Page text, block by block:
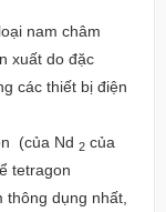
nam châm
xuất do đặc
các thiết bị điện
(của Nd 2 của
tetragon
thông dụng nhất,